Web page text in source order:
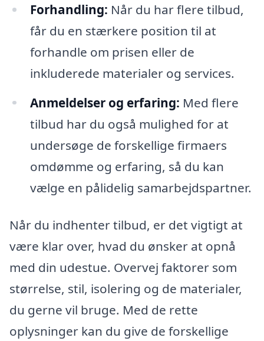
Forhandling: Når du har flere tilbud,
får du en stærkere position til at
forhandle om prisen eller de
inkluderede materialer og services.
Anmeldelser og erfaring: Med flere
tilbud har du også mulighed for at
undersøge de forskellige firmaers
omdømme og erfaring, så du kan
vælge en pålidelig samarbejdspartner.
Når du indhenter tilbud, er det vigtigt at
være klar over, hvad du ønsker at opnå
med din udestue. Overvej faktorer som
størrelse, stil, isolering og de materialer,
du gerne vil bruge. Med de rette
oplysninger kan du give de forskellige